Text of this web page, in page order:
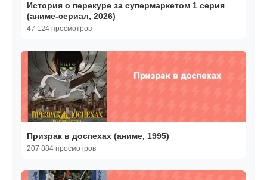
История о перекуре за супермаркетом 1 серия
(аниме-сериал, 2026)
47 124 просмотров
Призрак в доспехах (аниме, 1995)
207 884 просмотров